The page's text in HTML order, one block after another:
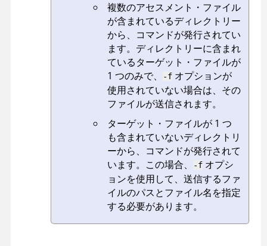
複数のアセスメント・ファイル
が含まれているディレクトリー
から、コマンドが発行されてい
ます。ディレクトリーに含まれ
ているターゲット・ファイルが
1 つのみで、
-f オプションが
使用されていない場合は、その
ファイルが送信されます。
ターゲット・ファイルが 1 つ
も含まれていないディレクトリ
ーから、コマンドが発行されて
います。この場合、
-f オプシ
ョンを使用して、送信するファ
イルのパスとファイル名を指定
する必要があります。